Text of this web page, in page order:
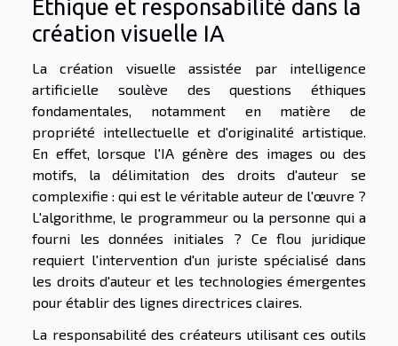
Éthique et responsabilité dans la
création visuelle IA
La création visuelle assistée par intelligence
artificielle soulève des questions éthiques
fondamentales, notamment en matière de
propriété intellectuelle et d'originalité artistique.
En effet, lorsque l'IA génère des images ou des
motifs, la délimitation des droits d'auteur se
complexifie : qui est le véritable auteur de l'œuvre ?
L'algorithme, le programmeur ou la personne qui a
fourni les données initiales ? Ce flou juridique
requiert l'intervention d'un juriste spécialisé dans
les droits d'auteur et les technologies émergentes
pour établir des lignes directrices claires.
La responsabilité des créateurs utilisant ces outils